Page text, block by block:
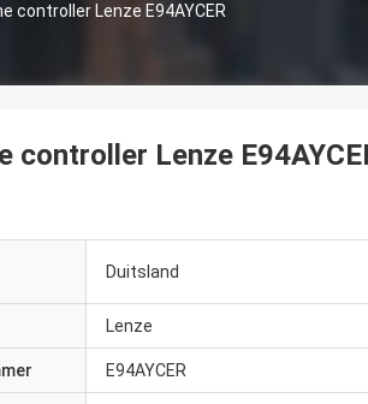
controller Lenze E94AYCER
Lenze
Duitsland
Lenze
E94AYCER